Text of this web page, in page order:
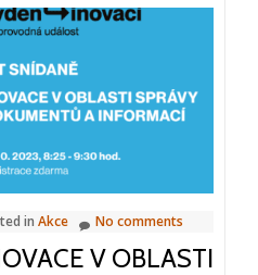
in Akce No comments
V OBLASTI